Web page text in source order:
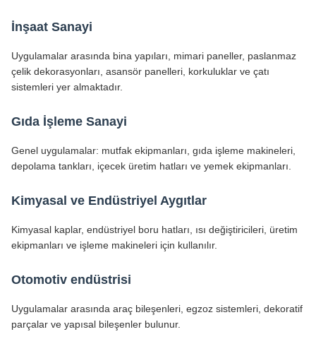
İnşaat Sanayi
Uygulamalar arasında bina yapıları, mimari paneller, paslanmaz
çelik dekorasyonları, asansör panelleri, korkuluklar ve çatı
sistemleri yer almaktadır.
Gıda İşleme Sanayi
Genel uygulamalar: mutfak ekipmanları, gıda işleme makineleri,
depolama tankları, içecek üretim hatları ve yemek ekipmanları.
Kimyasal ve Endüstriyel Aygıtlar
Kimyasal kaplar, endüstriyel boru hatları, ısı değiştiricileri, üretim
ekipmanları ve işleme makineleri için kullanılır.
Otomotiv endüstrisi
Uygulamalar arasında araç bileşenleri, egzoz sistemleri, dekoratif
parçalar ve yapısal bileşenler bulunur.